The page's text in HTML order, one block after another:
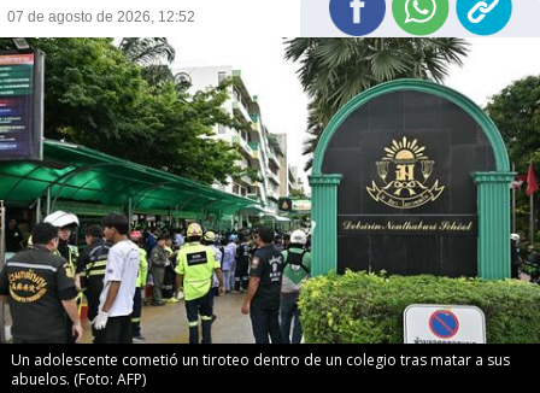
07 de agosto de 2026, 12:52
Un adolescente cometió un tiroteo dentro de un colegio tras matar a sus
abuelos. (Foto: AFP)